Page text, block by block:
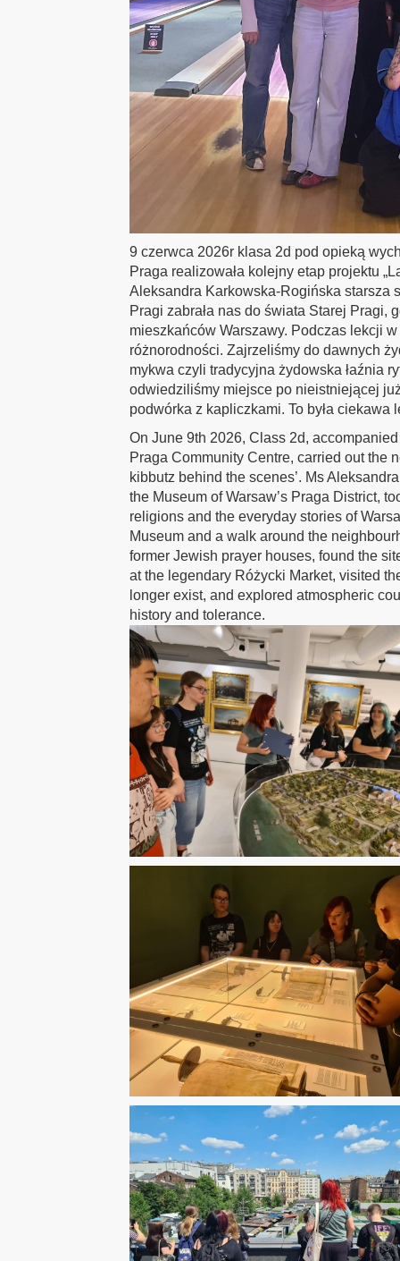
9 czerwca 2026r klasa 2d pod opieką
Praga realizowała kolejny etap projektu
Aleksandra Karkowska-Rogińska starsza
Pragi zabrała nas do świata Starej Pragi,
mieszkańców Warszawy. Podczas lekcji
różnorodności. Zajrzeliśmy do dawnych
mykwa czyli tradycyjna żydowska łaźnia
odwiedziliśmy miejsce po nieistniejącej
podwórka z kapliczkami. To była ciekawa
On June 9th 2026, Class 2d,
Praga Community Centre, carried out the
kibbutz behind the scenes’. Ms
the Museum of Warsaw’s Praga District,
religions and the everyday stories of
Museum and a walk around the
former Jewish prayer houses, found the
at the legendary Różycki Market, visited
longer exist, and explored atmospheric
history and tolerance.